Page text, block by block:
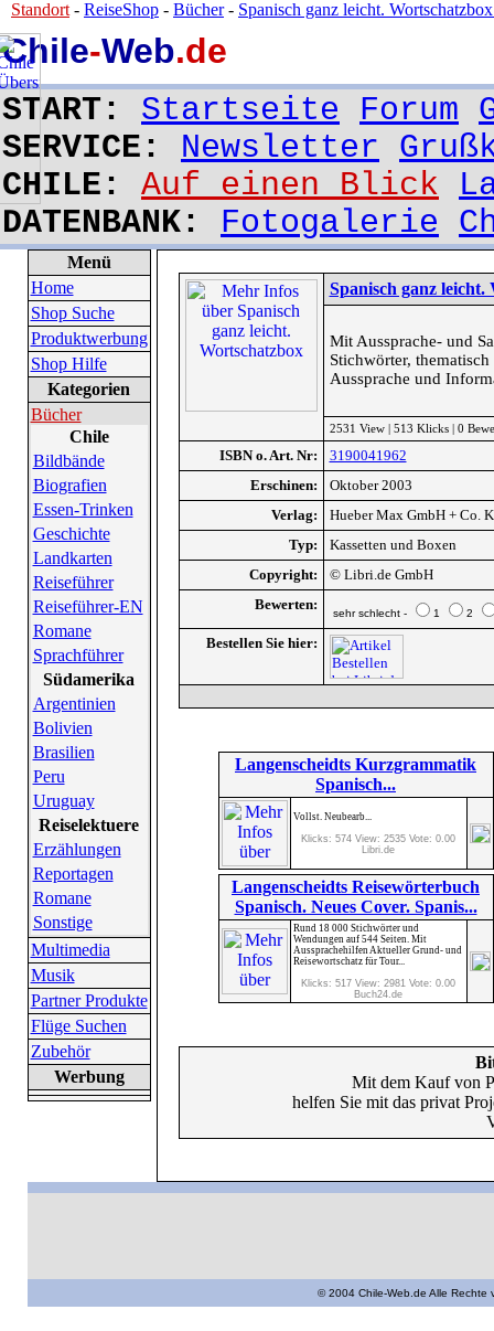
Chile-Web.de
START: Startseite Forum
SERVICE: Newsletter
CHILE: Auf einen Blick
DATENBANK: Fotogalerie
Standort - ReiseShop - Bücher- Spanisch ganz leicht.
Menü
Home
Shop Suche
Produktwerbung
Shop Hilfe
Kategorien
Bücher
Chile
Bildbände
Biografien
Essen-Trinken
Geschichte
Landkarten
Reiseführer
Reiseführer-EN
Romane
Sprachführer
Südamerika
Argentinien
Bolivien
Brasilien
Peru
Uruguay
Reiselektuere
Erzählungen
Reportagen
Romane
Sonstige
Multimedia
Musik
Partner Produkte
Flüge Suchen
Zubehör
Werbung
Spanisch ganz leicht.
Mit Aussprache- und
Stichwörter,
Aussprache und
2531 View | 513 Klicks | 0
ISBN o. Art. Nr:
3190041962
Erschinen:
Oktober 2003
Verlag:
Hueber Max GmbH + Co.
Typ:
Kassetten und Boxen
Copyright:
© Libri.de GmbH
Bewerten:
sehr schlecht - 1 2
Bestellen Sie hier:
Langenscheidts Kurzgrammatik
Spanisch...
Vollst. Neubearb...
Klicks: 574 View: 2535 Vote: 0.00
Libri.de
Langenscheidts Reisewörterbuch
Spanisch. Neues Cover. Spanis...
Rund 18 000 Stichwörter und
Wendungen auf 544 Seiten. Mit
Aussprachehilfen Aktueller Grund- und
Reisewortschatz für Tour...
Klicks: 517 View: 2981 Vote: 0.00
Buch24.de
Mit dem Kauf von
helfen Sie mit das privat
© 2004 Chile-Web.de Alle Rechte